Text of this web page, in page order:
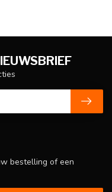
bestelling of een